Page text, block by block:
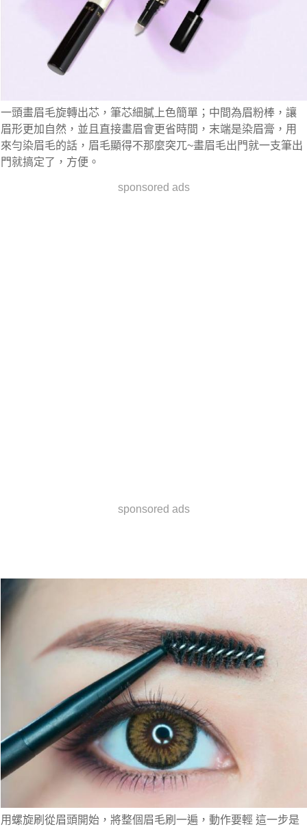
一頭畫眉毛旋轉出芯，筆芯細膩上色簡單；中間為眉粉棒，讓
眉形更加自然，並且直接畫眉會更省時間，末端是染眉膏，用
來勻染眉毛的話，眉毛顯得不那麼突兀~畫眉毛出門就一支筆出
門就搞定了，方便。
sponsored ads
sponsored ads
用螺旋刷從眉頭開始，將整個眉毛刷一遍，動作要輕 這一步是